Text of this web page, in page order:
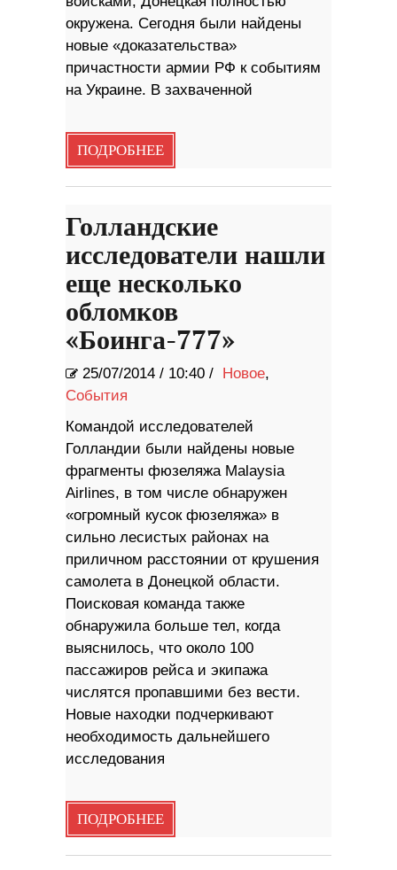
окружена. Сегодня были найдены
новые «доказательства»
причастности армии РФ к событиям
на Украине. В захваченной
ПОДРОБНЕЕ
Голландские
исследователи нашли
еще несколько
обломков
«Боинга-777»
25/07/2014 / 10:40 / Новое,
События
Командой исследователей
Голландии были найдены новые
фрагменты фюзеляжа Malaysia
Airlines, в том числе обнаружен
«огромный кусок фюзеляжа» в
сильно лесистых районах на
приличном расстоянии от крушения
самолета в Донецкой области.
Поисковая команда также
обнаружила больше тел, когда
выяснилось, что около 100
пассажиров рейса и экипажа
числятся пропавшими без вести.
Новые находки подчеркивают
необходимость дальнейшего
исследования
ПОДРОБНЕЕ